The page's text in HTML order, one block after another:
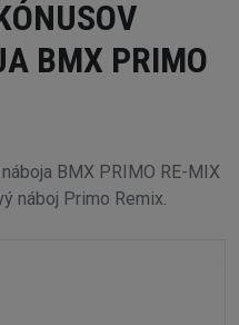
BMX PRIMO
BMX PRIMO RE-MIX
náboj Primo Remix.